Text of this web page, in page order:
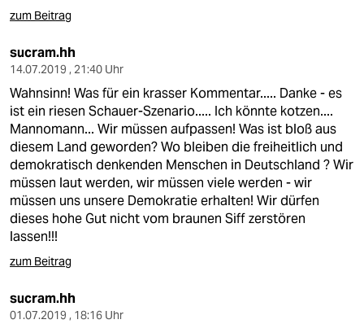
zum Beitrag
sucram.hh
14.07.2019 , 21:40 Uhr
Wahnsinn! Was für ein krasser Kommentar..... Danke - es
ist ein riesen Schauer-Szenario..... Ich könnte kotzen....
Mannomann... Wir müssen aufpassen! Was ist bloß aus
diesem Land geworden? Wo bleiben die freiheitlich und
demokratisch denkenden Menschen in Deutschland ? Wir
müssen laut werden, wir müssen viele werden - wir
müssen uns unsere Demokratie erhalten! Wir dürfen
dieses hohe Gut nicht vom braunen Siff zerstören
lassen!!!
zum Beitrag
sucram.hh
01.07.2019 , 18:16 Uhr